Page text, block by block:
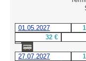
01.05.2027
32 €
27.07.2027